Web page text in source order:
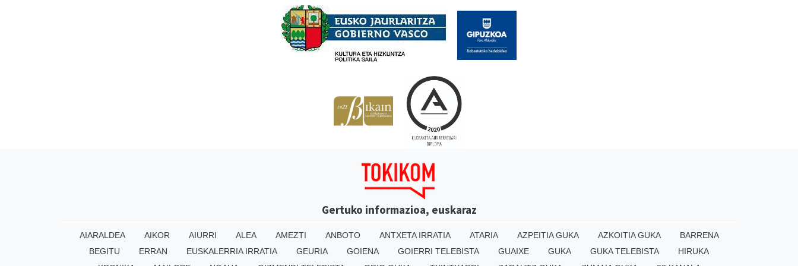
Gertuko informazioa, euskaraz
AIARALDEA AIKOR AIURRI ALEA AMEZTI ANBOTO ANTXETA IRRATIA ATARIA AZPEITIA GUKA AZKOITIA GUKA
BARRENA
BEGITU
ERRAN EUSKALERRIA IRRATIA GEURIA GOIENA GOIERRI TELEBISTA GUAIXE GUKA GUKA TELEBISTA
HIRUKA